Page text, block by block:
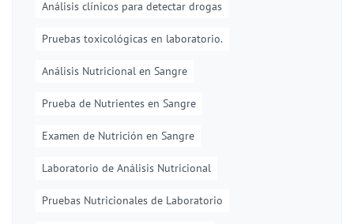
Análisis clínicos para detectar drogas
Pruebas toxicológicas en laboratorio.
Análisis Nutricional en Sangre
Prueba de Nutrientes en Sangre
Examen de Nutrición en Sangre
Laboratorio de Análisis Nutricional
Pruebas Nutricionales de Laboratorio